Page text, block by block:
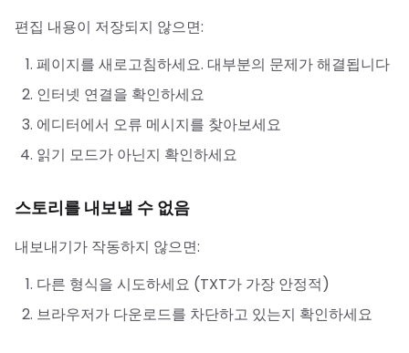
편집 내용이 저장되지 않으면:
페이지를 새로고침하세요. 대부분의 문제가 해결됩니다
인터넷 연결을 확인하세요
에디터에서 오류 메시지를 찾아보세요
읽기 모드가 아닌지 확인하세요
스토리를 내보낼 수 없음
내보내기가 작동하지 않으면:
다른 형식을 시도하세요 (TXT가 가장 안정적)
브라우저가 다운로드를 차단하고 있는지 확인하세요